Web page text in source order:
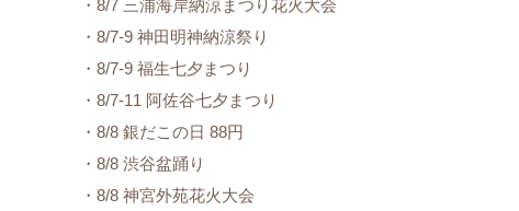
・8/7 三浦海岸納涼まつり花火大会
・8/7-9 神田明神納涼祭り
・8/7-9 福生七夕まつり
・8/7-11 阿佐谷七夕まつり
・8/8 銀だこの日 88円
・8/8 渋谷盆踊り
・8/8 神宮外苑花火大会